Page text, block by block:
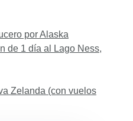
por Alaska
de 1 día al Lago Ness,
Zelanda (con vuelos